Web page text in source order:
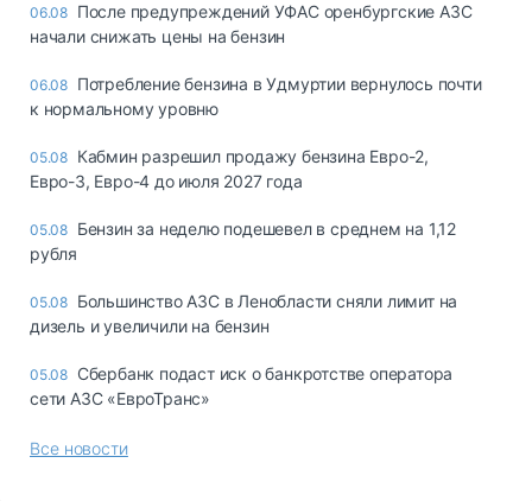
06.08 После предупреждений УФАС оренбургские АЗС
начали снижать цены на бензин
06.08 Потребление бензина в Удмуртии вернулось почти
к нормальному уровню
05.08 Кабмин разрешил продажу бензина Евро-2,
Евро-3, Евро-4 до июля 2027 года
05.08 Бензин за неделю подешевел в среднем на 1,12
рубля
05.08 Большинство АЗС в Ленобласти сняли лимит на
дизель и увеличили на бензин
05.08 Сбербанк подаст иск о банкротстве оператора
сети АЗС «ЕвроТранс»
Все новости